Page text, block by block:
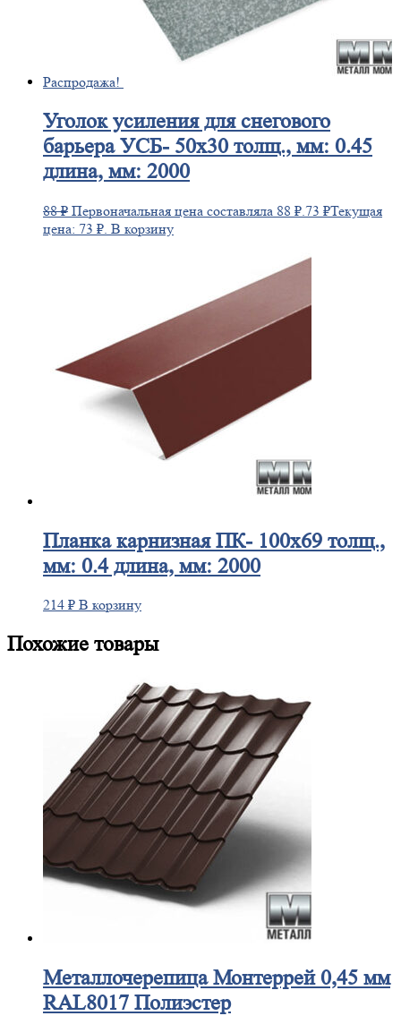
Распродажа!
Уголокусиления для снегового
барьера УСБ- 50х30 толщ., мм: 0.45
длина, мм: 2000
88₽ Первоначальная цена составляла 88 ₽. 73 ₽Текущая
цена: 73 ₽. В корзину
Планкакарнизная ПК- 100х69 толщ.,
мм: 0.4 длина, мм: 2000
214 ₽ В корзину
Похожие товары
МеталлочерепицаМонтеррей 0,45 мм
RAL8017 Полиэстер